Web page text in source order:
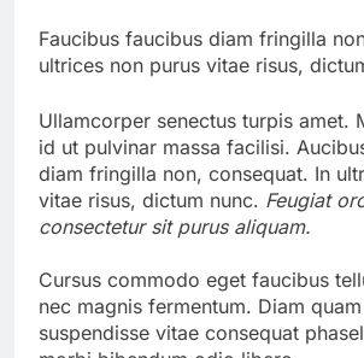
Faucibus faucibus diam fringilla
ultrices non purus vitae risus,
Ullamcorper senectus turpis amet.
id ut pulvinar massa facilisi.
diam fringilla non, consequat. In
vitae risus, dictum nunc. Feugiat
consectetur sit purus aliquam.
Cursus commodo eget faucibus
nec magnis fermentum. Diam
suspendisse vitae consequat